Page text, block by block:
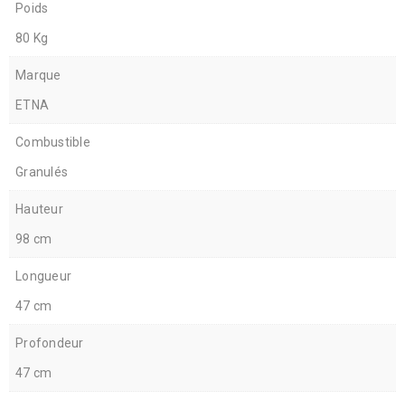
Poids
80 Kg
Marque
ETNA
Combustible
Granulés
Hauteur
98 cm
Longueur
47 cm
Profondeur
47 cm